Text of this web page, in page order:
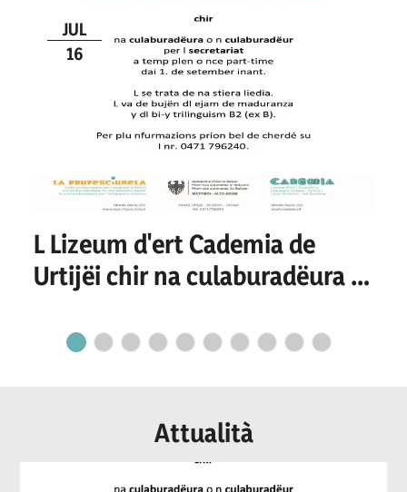
JUL
16
L Lizeum d'ert Cademia de
Urtijëi chir na culaburadëura o
secretariat
Attualità